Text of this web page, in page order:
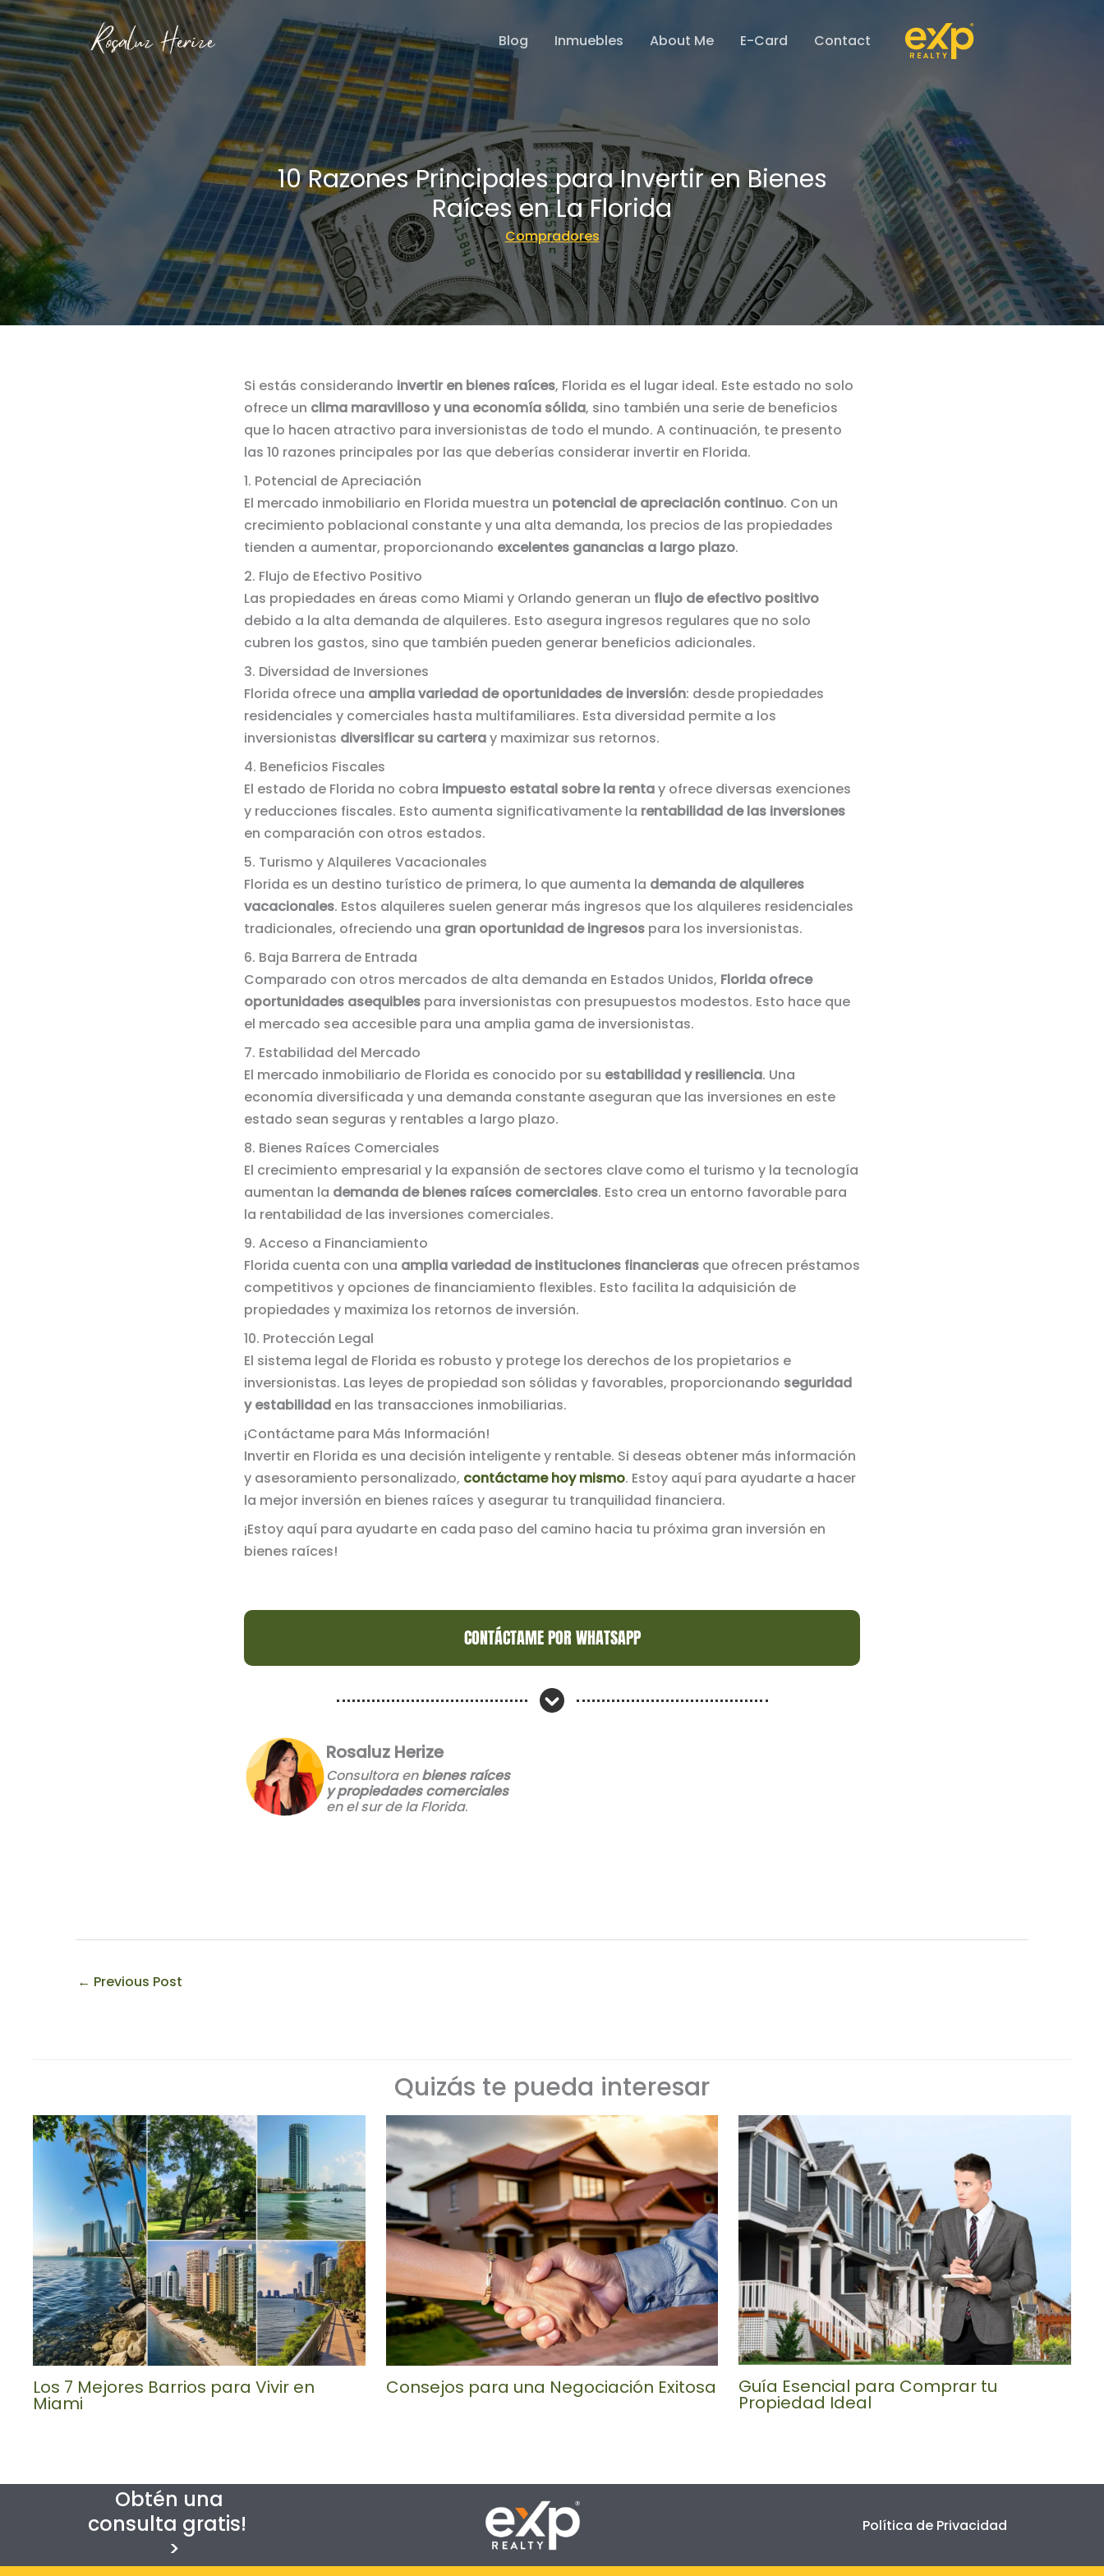
Skip
to
content
Blog Inmuebles About Me E-Card Contact
10 Razones Principales para Invertir en Bienes
Raíces en La Florida
Compradores
Si estás considerando invertir en bienes raíces, Florida es el lugar ideal. Este estado no solo
ofrece un clima maravilloso y una economía sólida, sino también una serie de beneficios
que lo hacen atractivo para inversionistas de todo el mundo. A continuación, te presento
las 10 razones principales por las que deberías considerar invertir en Florida.
1. Potencial de Apreciación
El mercado inmobiliario en Florida muestra un potencial de apreciación continuo. Con un
crecimiento poblacional constante y una alta demanda, los precios de las propiedades
tienden a aumentar, proporcionando excelentes ganancias a largo plazo.
2. Flujo de Efectivo Positivo
Las propiedades en áreas como Miami y Orlando generan un flujo de efectivo positivo
debido a la alta demanda de alquileres. Esto asegura ingresos regulares que no solo
cubren los gastos, sino que también pueden generar beneficios adicionales.
3. Diversidad de Inversiones
Florida ofrece una amplia variedad de oportunidades de inversión: desde propiedades
residenciales y comerciales hasta multifamiliares. Esta diversidad permite a los
inversionistas diversificar su carteray maximizar sus retornos.
4. Beneficios Fiscales
El estado de Florida no cobra impuesto estatal sobre la rentay ofrece diversas exenciones
y reducciones fiscales. Esto aumenta significativamente la rentabilidad de las inversiones
en comparación con otros estados.
5. Turismo y Alquileres Vacacionales
Florida es un destino turístico de primera, lo que aumenta la demanda de alquileres
vacacionales. Estos alquileres suelen generar más ingresos que los alquileres residenciales
tradicionales, ofreciendo una gran oportunidad de ingresos para los inversionistas.
6. Baja Barrera de Entrada
Comparado con otros mercados de alta demanda en Estados Unidos, Florida ofrece
oportunidades asequibles para inversionistas con presupuestos modestos. Esto hace que
el mercado sea accesible para una amplia gama de inversionistas.
7. Estabilidad del Mercado
El mercado inmobiliario de Florida es conocido por su estabilidad y resiliencia. Una
economía diversificada y una demanda constante aseguran que las inversiones en este
estado sean seguras y rentables a largo plazo.
8. Bienes Raíces Comerciales
El crecimiento empresarial y la expansión de sectores clave como el turismo y la tecnología
aumentan la demanda de bienes raíces comerciales. Esto crea un entorno favorable para
la rentabilidad de las inversiones comerciales.
9. Acceso a Financiamiento
Florida cuenta con una amplia variedad de instituciones financieras que ofrecen préstamos
competitivos y opciones de financiamiento flexibles. Esto facilita la adquisición de
propiedades y maximiza los retornos de inversión.
10. Protección Legal
El sistema legal de Florida es robusto y protege los derechos de los propietarios e
inversionistas. Las leyes de propiedad son sólidas y favorables, proporcionando seguridad
y estabilidad en las transacciones inmobiliarias.
¡Contáctame para Más Información!
Invertir en Florida es una decisión inteligente y rentable. Si deseas obtener más información
y asesoramiento personalizado, contáctame hoy mismo. Estoy aquí para ayudarte a hacer
la mejor inversión en bienes raíces y asegurar tu tranquilidad financiera.
¡Estoy aquí para ayudarte en cada paso del camino hacia tu próxima gran inversión en
bienes raíces!
CONTÁCTAME POR WHATSAPP
Rosaluz Herize
Consultora enbienes raíces
y propiedades comerciales
en el sur de la Florida.
← Previous Post
Quizás te pueda interesar
Los 7 Mejores Barrios para Vivir en
Miami
Consejos para una Negociación Exitosa Guía Esencial para Comprar tu
Propiedad Ideal
Obtén una
consulta gratis!
>
Política de Privacidad